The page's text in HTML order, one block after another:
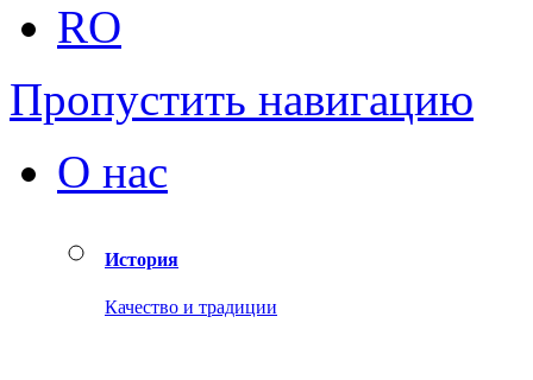
RO
Пропустить навигацию
О нас
История
Качество и традиции